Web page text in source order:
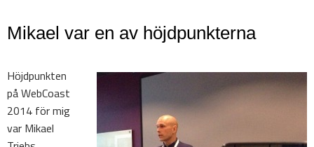
Mikael var en av höjdpunkterna
Höjdpunkten
på WebCoast
2014 för mig
var Mikael